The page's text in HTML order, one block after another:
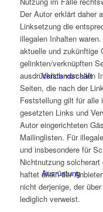
Vorstandschaft
Ausrüstung
Der Autor erklärt daher
Linksetzung die
illegalen Inhalten
aktuelle und zukünftige
gelinkten/verknüpften
ausdrücklich von allen
Seiten, die nach der
Feststellung gilt für alle
gesetzten Links und
Autor eingerichteten
Mailinglisten. Für
und insbesondere für
Nichtnutzung
haftet allein der
nicht derjenige, der
lediglich verweist.